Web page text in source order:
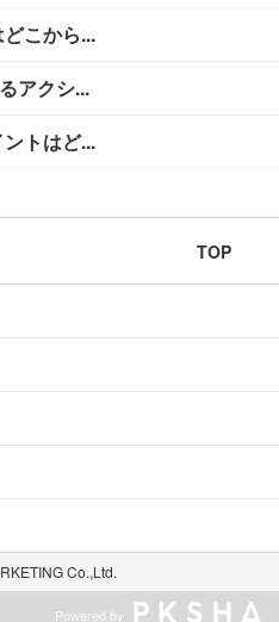
こから...
アクシ...
トはど...
TOP
Co.,Ltd.
Powered by